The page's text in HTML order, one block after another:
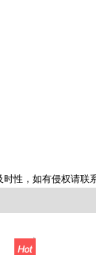
性，如有侵权请联